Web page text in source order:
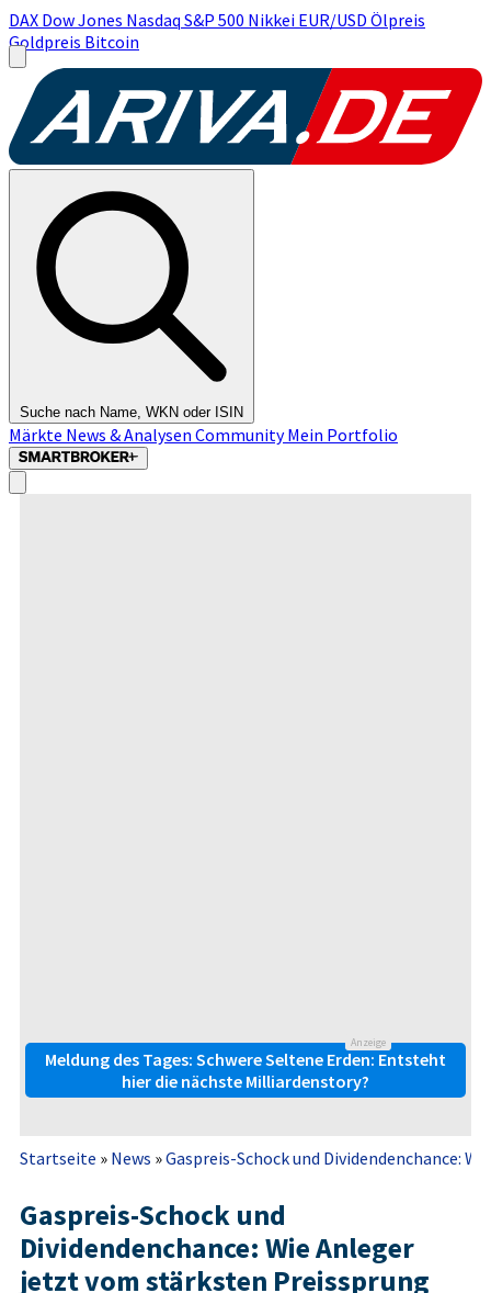
DAX Dow Jones Nasdaq S&P 500 Nikkei EUR/USD Ölpreis
Goldpreis Bitcoin
Suche nach Name, WKN oder ISIN
Märkte News & Analysen CommunityMein Portfolio
Anzeige
Meldung des Tages: Schwere Seltene Erden: Entsteht
hier die nächste Milliardenstory?
Startseite » News »Gaspreis-Schock und Dividendenchance:
Gaspreis-Schock und
Dividendenchance: Wie Anleger
jetzt vom stärksten Preissprung